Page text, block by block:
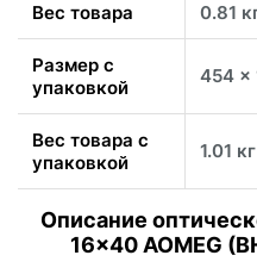
Вес товара 0.81
Размер с
упаковкой
454 x
Вес товара с
упаковкой
1.01 кг
Описание
16x40 AOMEG